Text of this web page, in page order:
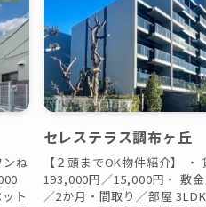
ね
ト
セレステラス調布ヶ丘
【２頭までOK物件紹介】 ・
193,000円／15,000円・ 敷
／2か月・間取り／部屋